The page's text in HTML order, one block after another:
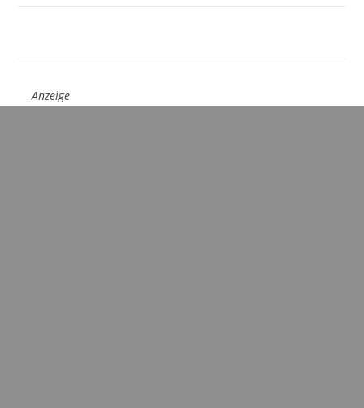
Anzeige